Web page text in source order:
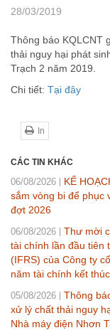
28/03/2019
Thông báo KQLCNT
thải nguy hại phát
Trạch 2 năm 2019.
Chi tiết: Tại đây
In
CÁC TIN KHÁC
06/08/2026
KẾ
sắm vòng bi để phục
đợt 2026
06/08/2026
Thư mời
tài chính lần đầu tiên
(IFRS) của Công ty
năm tài chính kết
05/08/2026
Thông
xử lý chất thải nguy
Nhà máy điện Nhơn